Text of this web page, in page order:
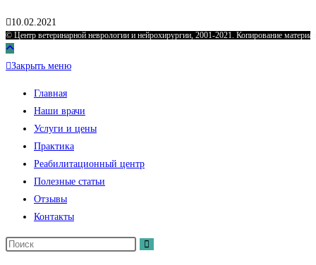
10.02.2021
© Центр ветеринарной неврологии и нейрохирургии, 2001-2021. Копирование
Закрыть меню
Главная
Наши врачи
Услуги и цены
Практика
Реабилитационный центр
Полезные статьи
Отзывы
Контакты